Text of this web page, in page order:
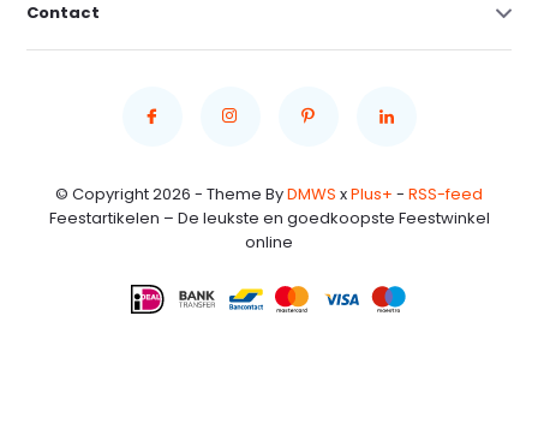
Contact
© Copyright 2026 - Theme ByDMWS xPlus+ - RSS-feed
Feestartikelen – De leukste en goedkoopste Feestwinkel
online